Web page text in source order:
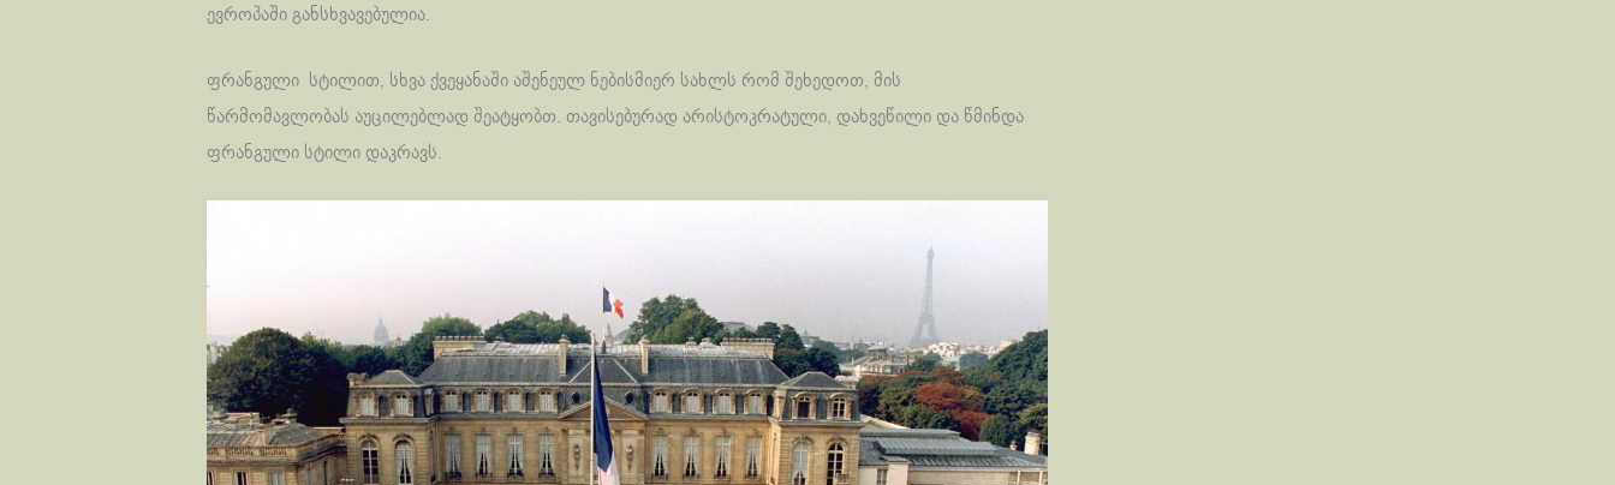
ევროპაში განსხვავებულია.
ფრანგული სტილით, სხვა ქვეყანაში აშენეულ ნებისმიერ სახლს რომ შეხედოთ, მის
წარმომავლობას აუცილებლად შეატყობთ. თავისებურად არისტოკრატული, დახვეწილი და წმინდა
ფრანგული სტილი დაკრავს.